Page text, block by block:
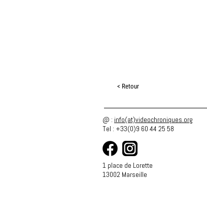
< Retour
@ : info(at)videochroniques.org
Tel : +33(0)9 60 44 25 58
1 place de Lorette
13002 Marseille